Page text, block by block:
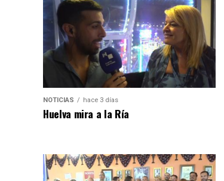
NOTICIAS hace 3 días
Huelva mira a la Ría